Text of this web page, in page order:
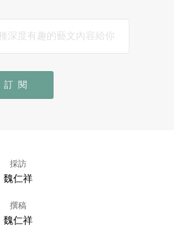
訂閱
採訪
魏仁祥
撰稿
魏仁祥